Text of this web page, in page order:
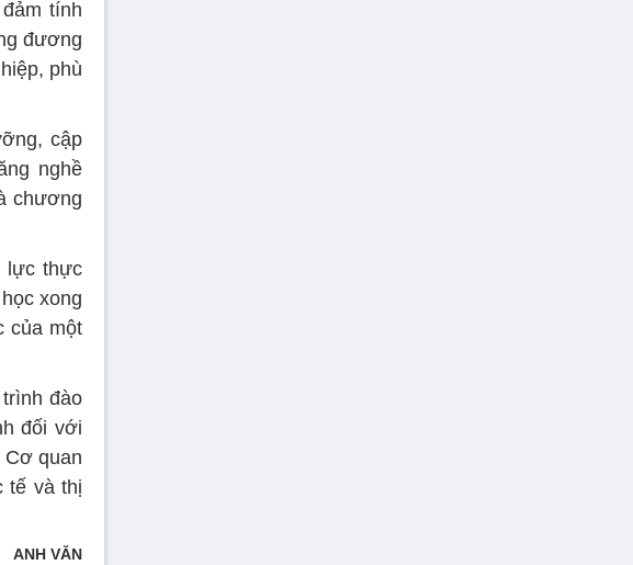
tính
đương
phù
cập
nghề
chương
lực thực
xong
của một
đào
đối với
quan
tế và thị
ANH VĂN